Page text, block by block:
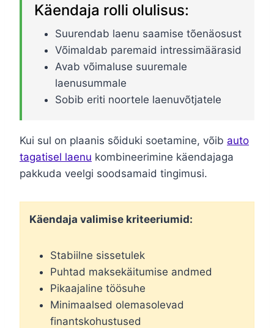
Käendaja rolli olulisus:
Suurendab laenu saamise tõenäosust
Võimaldab paremaid intressimäärasid
Avab võimaluse suuremale
laenusummale
Sobib eriti noortele laenuvõtjatele
Kui sul on plaanis sõiduki soetamine, võib auto
tagatisel laenu kombineerimine käendajaga
pakkuda veelgi soodsamaid tingimusi.
Käendaja valimise kriteeriumid:
Stabiilne sissetulek
Puhtad maksekäitumise andmed
Pikaajaline töösuhe
Minimaalsed olemasolevad
finantskohustused